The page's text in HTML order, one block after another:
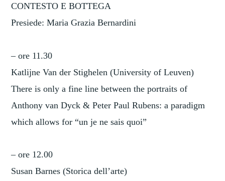
CONTESTO E BOTTEGA
Presiede: Maria Grazia Bernardini
– ore 11.30
Katlijne Van der Stighelen (University of Leuven)
There is only a fine line between the portraits of
Anthony van Dyck & Peter Paul Rubens: a paradigm
which allows for “un je ne sais quoi”
– ore 12.00
Susan Barnes (Storica dell’arte)